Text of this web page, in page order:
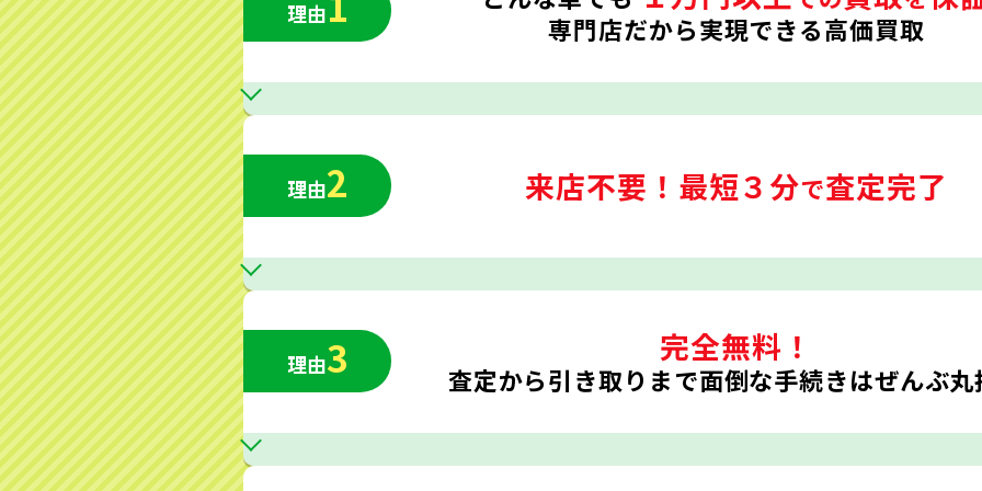
理由 専門店だから実現できる高価買取
理由2 来店不要！ 最短３分で査定完了
理由3 完全無料！
査定から引き取りまで面倒な手続きはぜんぶ